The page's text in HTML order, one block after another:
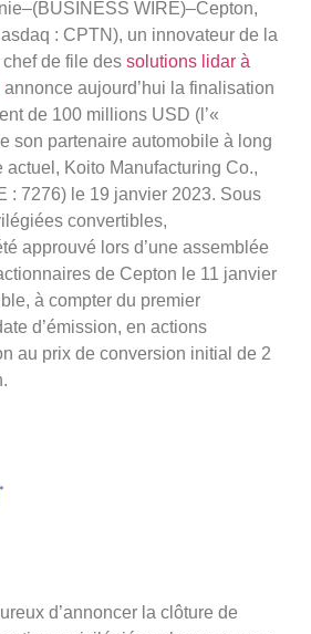
WIRE)–Cepton,
: CPTN), un innovateur de la
de file des solutions lidar à
annonce aujourd’hui la finalisation
de 100 millions USD (l’«
son partenaire automobile à long
actuel, Koito Manufacturing Co.,
: 7276) le 19 janvier 2023. Sous
convertibles,
approuvé lors d’une assemblée
de Cepton le 11 janvier
à compter du premier
d’émission, en actions
au prix de conversion initial de 2
d’annoncer la clôture de